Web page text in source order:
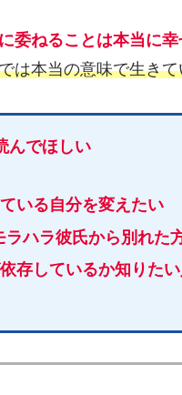
委ねることは本当に
は本当の意味で生き
んでほしい
いる自分を変えたい
ラハラ彼氏から別れた
存しているか知りた